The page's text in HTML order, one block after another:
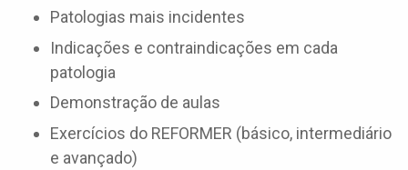
Patologias mais incidentes
Indicações e contraindicações em cada
patologia
Demonstração de aulas
Exercícios do REFORMER (básico, intermediário
e avançado)